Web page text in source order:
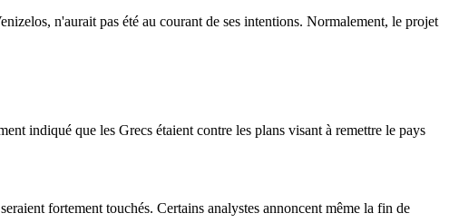
n'aurait pas été au courant de ses intentions. Normalement, le projet
indiqué que les Grecs étaient contre les plans visant à remettre le pays
fortement touchés. Certains analystes annoncent même la fin de